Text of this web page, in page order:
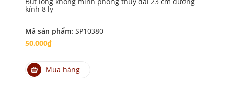
Bút lông khổng minh phong thủy dài 23 cm đường
kính 8 ly
Mã sản phẩm: SP10380
50.000₫
Mua hàng